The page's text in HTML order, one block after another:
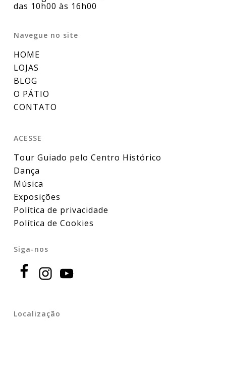
das 10h00 às 16h00
Navegue no site
HOME
LOJAS
BLOG
O PÁTIO
CONTATO
ACESSE
Tour Guiado pelo Centro Histórico
Dança
Música
Exposições
Política de privacidade
Política de Cookies
Siga-nos
Localização